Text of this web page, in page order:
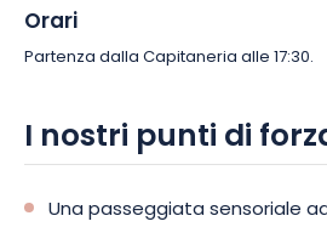
Orari
Partenza dalla Capitaneria alle 17:30.
I nostri punti di
Una passeggiata sensoriale